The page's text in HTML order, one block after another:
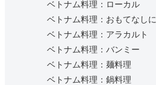
ベトナム料理：ローカル
ベトナム料理：おもてなしに
ベトナム料理：アラカルト
ベトナム料理：バンミー
ベトナム料理：麺料理
ベトナム料理：鍋料理